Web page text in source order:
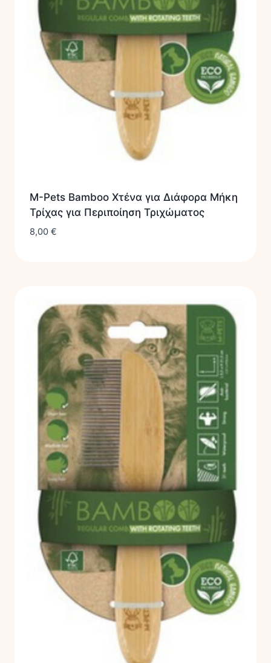
M-Pets Bamboo Χτένα για Διάφορα Μήκη
Τρίχας για Περιποίηση Τριχώματος
8,00 €